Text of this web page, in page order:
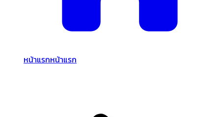
หน้าแรกหน้าแรก